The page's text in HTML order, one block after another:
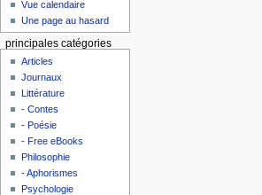
Vue calendaire
Une page au hasard
principales catégories
Articles
Journaux
Littérature
- Contes
- Poésie
- Free eBooks
Philosophie
- Aphorismes
Psychologie